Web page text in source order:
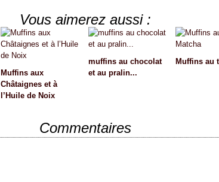
Vous aimerez aussi :
Muffins aux
Châtaignes et à
l’Huile de Noix
muffins au chocolat
et au pralin...
Muffins au
Commentaires